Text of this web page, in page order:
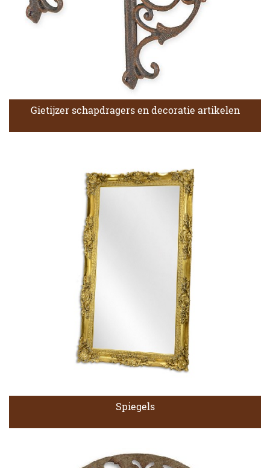
Gietijzer schapdragers en decoratie artikelen
Spiegels